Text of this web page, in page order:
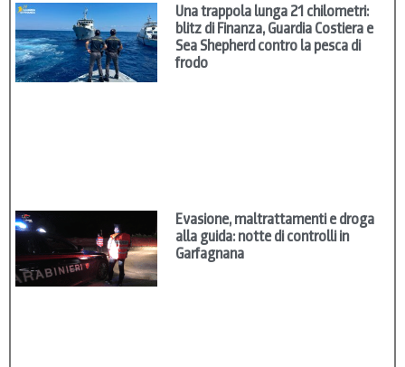
Una trappola lunga 21 chilometri:
blitz di Finanza, Guardia Costiera e
Sea Shepherd contro la pesca di
frodo
Evasione, maltrattamenti e droga
alla guida: notte di controlli in
Garfagnana